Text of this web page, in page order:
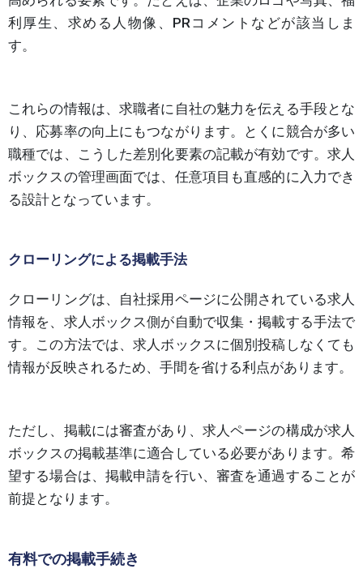
利厚生、求める人物像、PRコメントなどが該当しま
す。
これらの情報は、求職者に自社の魅力を伝える手段とな
り、応募率の向上にもつながります。とくに競合が多い
職種では、こうした差別化要素の記載が有効です。求人
ボックスの管理画面では、任意項目も直感的に入力でき
る設計となっています。
クローリングによる掲載手法
クローリングは、自社採用ページに公開されている求人
情報を、求人ボックス側が自動で収集・掲載する手法で
す。この方法では、求人ボックスに個別投稿しなくても
情報が反映されるため、手間を省ける利点があります。
ただし、掲載には審査があり、求人ページの構成が求人
ボックスの掲載基準に適合している必要があります。希
望する場合は、掲載申請を行い、審査を通過することが
前提となります。
有料での掲載手続き